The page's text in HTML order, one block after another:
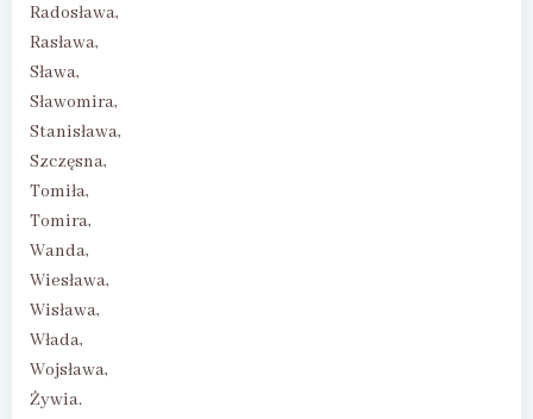
Radosława,
Rasława,
Sława,
Sławomira,
Stanisława,
Szczęsna,
Tomiła,
Tomira,
Wanda,
Wiesława,
Wisława,
Włada,
Wojsława,
Żywia.